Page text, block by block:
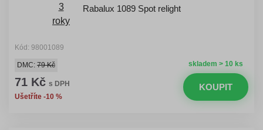
Rabalux 1089 Spot relight
Kód: 98001089
skladem > 10 ks
DMC: 79 Kč
71 Kč s DPH
Ušetříte -10 %
KOUPIT